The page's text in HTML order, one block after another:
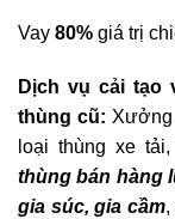
Vay 80% giá trị
Dịch vụ cải tạo
thùng cũ:Xưởng
loại thùng xe
thùng bán hàng
gia súc, gia cầm,